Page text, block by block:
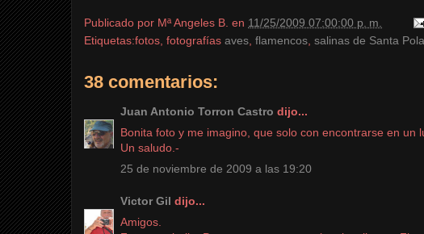
Publicado por Mª Angeles B. en 11/25/2009 07:00:00 p. m.
Etiquetas:fotos, fotografías aves flamencos salinas de Santa Pola
38 comentarios:
Juan Antonio Torron Castro dijo...
Bonita foto y me imagino, que solo con encontrarse en un
Un saludo.-
25 de noviembre de 2009 a las 19:20
Victor Gil dijo...
Amigos.